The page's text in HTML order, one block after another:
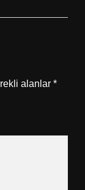
alanlar *